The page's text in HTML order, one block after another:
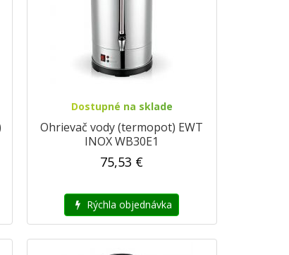
Dostupné na sklade
Ohrievač vody (termopot) EWT
INOX WB30E1
75,53 €
Rýchla objednávka